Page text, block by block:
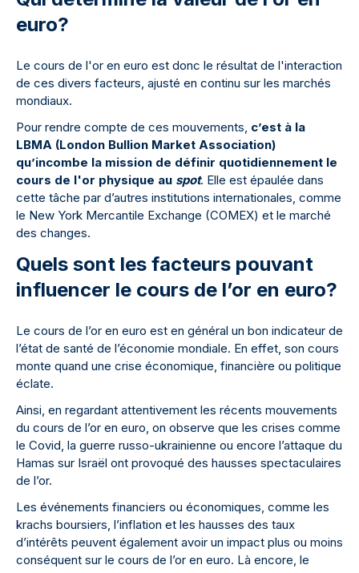
euro?
Le cours de l'or en euro est donc le résultat de l'interaction
de ces divers facteurs, ajusté en continu sur les marchés
mondiaux.
Pour rendre compte de ces mouvements, c’est à la
LBMA (London Bullion Market Association)
qu’incombe la mission de définir quotidiennement le
cours de l'or physique au spot. Elle est épaulée dans
cette tâche par d’autres institutions internationales, comme
le New York Mercantile Exchange (COMEX) et le marché
des changes.
Quels sont les facteurs pouvant
influencer le cours de l’or en euro?
Le cours de l’or en euro est en général un bon indicateur de
l’état de santé de l’économie mondiale. En effet, son cours
monte quand une crise économique, financière ou politique
éclate.
Ainsi, en regardant attentivement les récents mouvements
du cours de l’or en euro, on observe que les crises comme
le Covid, la guerre russo-ukrainienne ou encore l’attaque du
Hamas sur Israël ont provoqué des hausses spectaculaires
de l’or.
Les événements financiers ou économiques, comme les
krachs boursiers, l’inflation et les hausses des taux
d’intérêts peuvent également avoir un impact plus ou moins
conséquent sur le cours de l’or en euro. Là encore, le